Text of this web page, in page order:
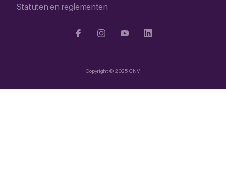
Statuten en reglementen
Copyright © 2025 CNV